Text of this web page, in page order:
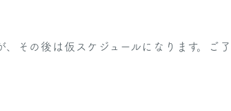
その後は仮スケジュールになります。ご了